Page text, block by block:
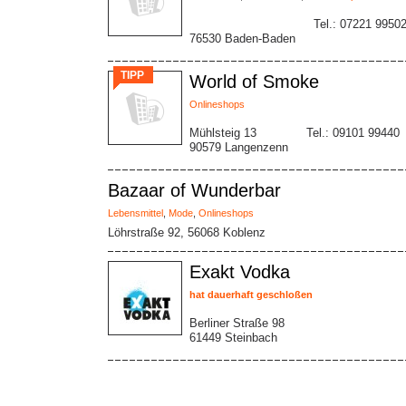
76530 Baden-Baden
Tel.: 07221
TIPP World of Smoke
Onlineshops
Mühlsteig 13
90579 Langenzenn
Tel.: 09101 99440
Bazaar of Wunderbar
Lebensmittel Mode Onlineshops
Löhrstraße 92, 56068 Koblenz
Exakt Vodka
hat dauerhaft geschloßen
Berliner Straße 98
61449 Steinbach